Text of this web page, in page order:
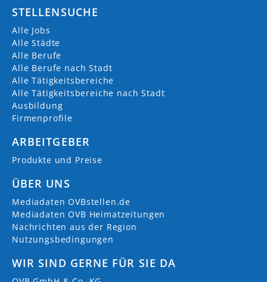
STELLENSUCHE
Alle Jobs
Alle Städte
Alle Berufe
Alle Berufe nach Stadt
Alle Tätigkeitsbereiche
Alle Tätigkeitsbereiche nach Stadt
Ausbildung
Firmenprofile
ARBEITGEBER
Produkte und Preise
ÜBER UNS
Mediadaten OVBstellen.de
Mediadaten OVB Heimatzeitungen
Nachrichten aus der Region
Nutzungsbedingungen
WIR SIND GERNE FÜR SIE DA